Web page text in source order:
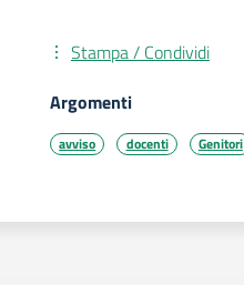
Stampa / Condividi
Argomenti
avviso docenti Genitori